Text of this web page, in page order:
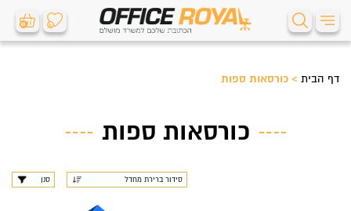
0 0
דף הבית > כורסאות ספות
כורסאות ספות
סנן